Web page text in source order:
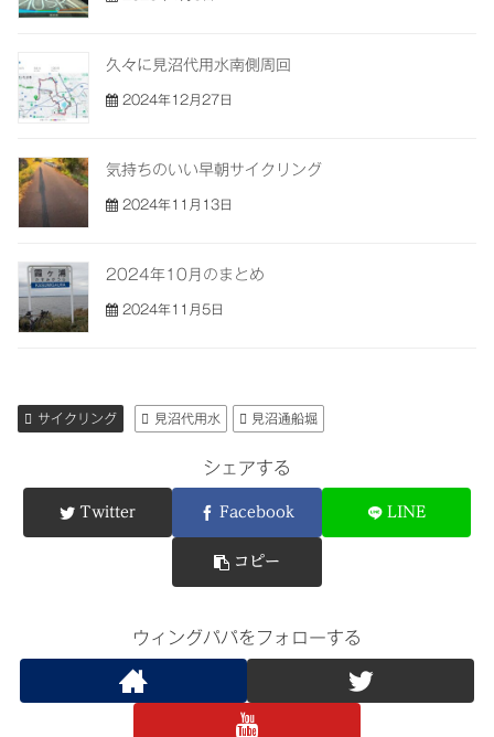
久々に見沼代用水南側周回
2024年12月27日
気持ちのいい早朝サイクリング
2024年11月13日
2024年10月のまとめ
2024年11月5日
サイクリング 見沼代用水 見沼通船堀
シェアする
Twitter Facebook LINE
コピー
ウィングパパをフォローする